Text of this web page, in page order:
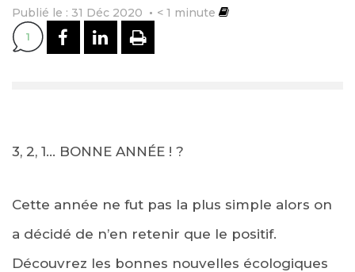
Publié le : 31 Déc 2020 < 1 minute
1 PARTAGER SUR FACEBOOK
PARTAGER SUR
IMPRIMER
3, 2, 1… BONNE ANNÉE ! ?
Cette année ne fut pas la plus simple alors on
a décidé de n’en retenir que le positif.
Découvrez les bonnes nouvelles écologiques